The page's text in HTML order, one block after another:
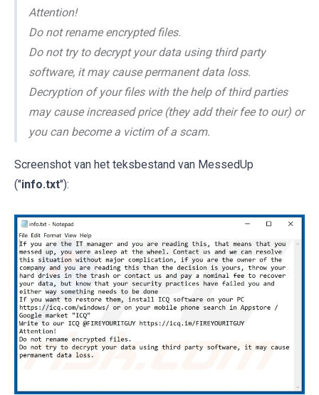
Attention!
Do not rename encrypted files.
Do not try to decrypt your data using third party
software, it may cause permanent data loss.
Decryption of your files with the help of third parties
may cause increased price (they add their fee to our) or
you can become a victim of a scam.
Screenshot van het teksbestand van MessedUp
("info.txt"):